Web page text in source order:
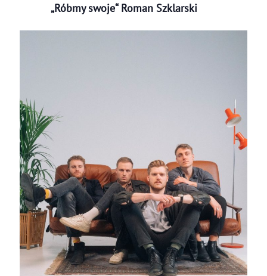
„Róbmy swoje“ Roman Szklarski